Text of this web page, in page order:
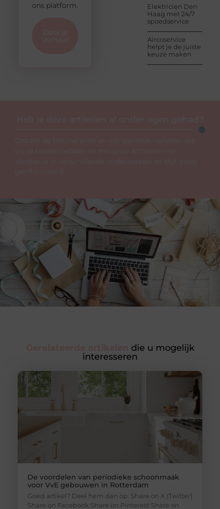
Elektricien Den
Haag met 24/7
spoedservice
Aircoservice
helpt je de juiste
keuze maken
ons platform.
die u mogelijk
interesseren
De voordelen van periodieke schoonmaak
voor VvE gebouwen in Rotterdam
Goed artikel? Deel hem dan op: Share on X (Twitter)
Share on Facebook Share on Pinterest Share on